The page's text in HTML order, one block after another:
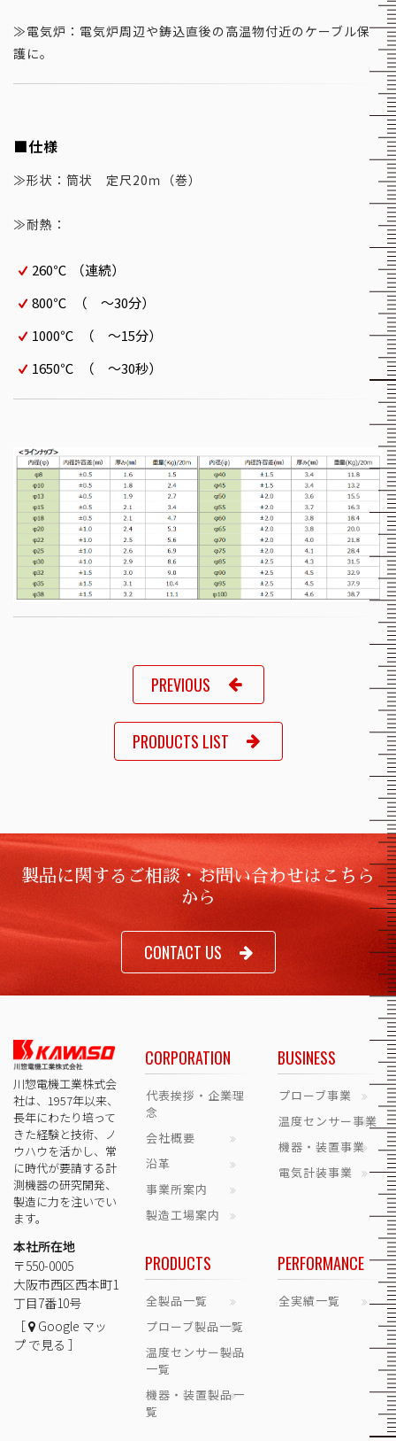
≫電気炉：電気炉周辺や鋳込直後の高温物付近のケーブル保
護に。
■仕様
≫形状：筒状 定尺20ｍ（巻）
≫耐熱：
260℃ （連続）
800℃ （ ～30分）
1000℃ （ ～15分）
1650℃ （ ～30秒）
PREVIOUS
PRODUCTS LIST
製品に関するご相談・お問い合わせはこちら
から
CONTACT US
川惣電機工業株式会
社は、1957年以来、
長年にわたり培って
きた経験と技術、ノ
ウハウを活かし、常
に時代が要請する計
測機器の研究開発、
製造に力を注いでい
ます。
本社所在地
〒550-0005
大阪市西区西本町1
丁目7番10号
［
Google マッ
プ で見る ］
CORPORATION
代表挨拶・企業理
念
会社概要
沿革
事業所案内
製造工場案内
BUSINESS
プローブ事業
温度センサー事業
機器・装置事業
電気計装事業
PRODUCTS
全製品一覧
プローブ製品一覧
温度センサー製品
一覧
機器・装置製品一
覧
PERFORMANCE
全実績一覧